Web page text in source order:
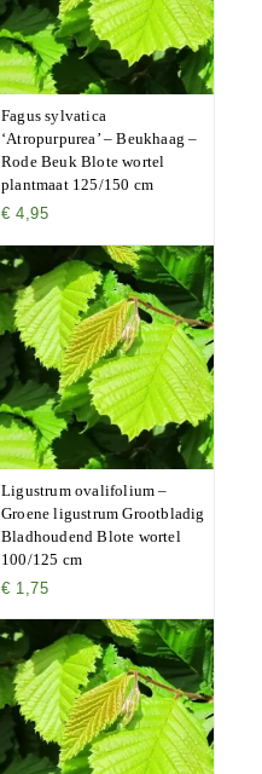
Fagus sylvatica
‘Atropurpurea’ – Beukhaag –
Rode Beuk Blote wortel
plantmaat 125/150 cm
€ 4,95
Ligustrum ovalifolium –
Groene ligustrum Grootbladig
Bladhoudend Blote wortel
100/125 cm
€ 1,75